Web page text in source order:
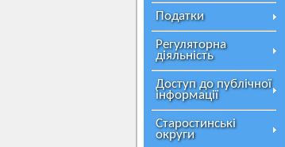
Податки
Регуляторна
діяльність
Доступ до публічної
інформації
Старостинські
округи